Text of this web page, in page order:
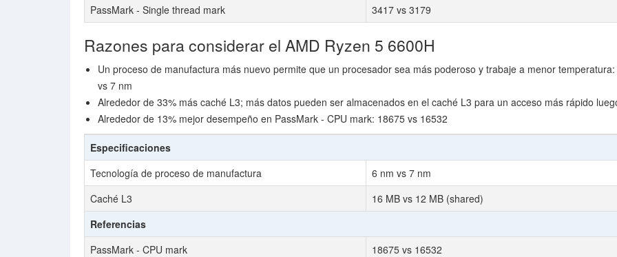
PassMark - Single thread mark
3417 vs 3179
Razones para considerar el AMD Ryzen 5 6600H
Un proceso de manufactura más nuevo permite que un procesador sea más poderoso y trabaje a menor
vs 7 nm
Alrededor de 33% más caché L3; más datos pueden ser almacenados en el caché L3 para un acceso más rápido
Alrededor de 13% mejor desempeño en PassMark - CPU mark: 18675 vs 16532
Especificaciones
Tecnología de proceso de manufactura
6 nm vs 7 nm
Caché L3
16 MB vs 12 MB (shared)
Referencias
PassMark - CPU mark
18675 vs 16532